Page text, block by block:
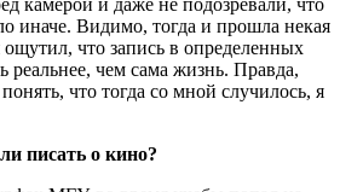
иначе. Видимо, тогда и прошла некая
что запись в определенных
реальнее, чем сама жизнь. Правда,
что тогда со мной случилось, я
писать о кино?